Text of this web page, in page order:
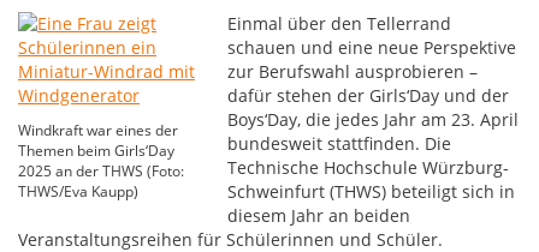
Windkraft war eines der
Themen beim Girls‘Day
2025 an der THWS (Foto:
THWS/Eva Kaupp)
Einmal über den Tellerrand
schauen und eine neue Perspektive
zur Berufswahl ausprobieren –
dafür stehen der Girls‘Day und der
Boys‘Day, die jedes Jahr am 23. April
bundesweit stattfinden. Die
Technische Hochschule Würzburg-
Schweinfurt (THWS) beteiligt sich in
diesem Jahr an beiden
Veranstaltungsreihen für Schülerinnen und Schüler.